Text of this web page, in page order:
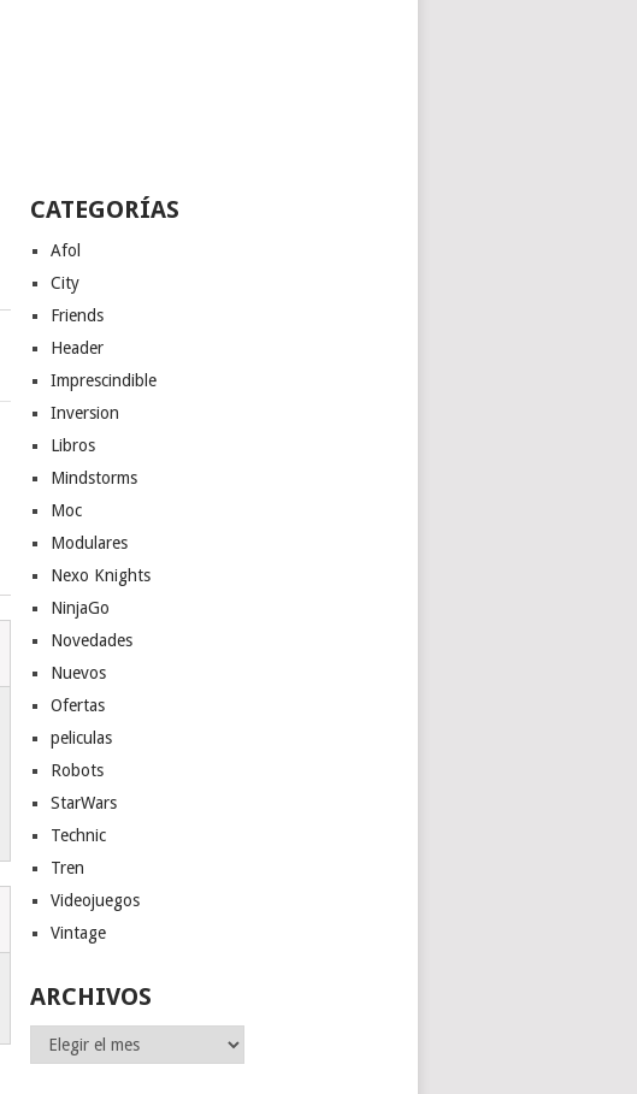
CATEGORÍAS
Afol
City
Friends
Header
Imprescindible
Inversion
Libros
Mindstorms
Moc
Modulares
Nexo Knights
NinjaGo
Novedades
Nuevos
Ofertas
peliculas
Robots
StarWars
Technic
Tren
Videojuegos
Vintage
ARCHIVOS
Archivos